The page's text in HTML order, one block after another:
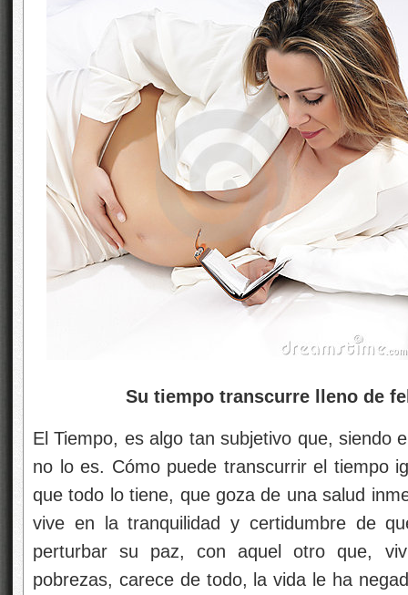
Su tiempo transcurre lleno de
El Tiempo, es algo tan subjetivo que, siendo
no lo es. Cómo puede transcurrir el tiempo
que todo lo tiene, que goza de una salud
vive en la tranquilidad y certidumbre de
perturbar su paz, con aquel otro que,
pobrezas, carece de todo, la vida le ha